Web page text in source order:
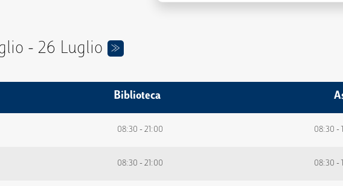
- 26 Luglio >>
Biblioteca
08:30 - 21:00 08:30 -
08:30 - 21:00 08:30 -